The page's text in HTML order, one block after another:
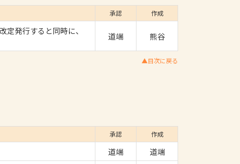
承認 作成
発行すると同時に、
道端 熊谷
▲目次に戻る
承認 作成
道端 道端